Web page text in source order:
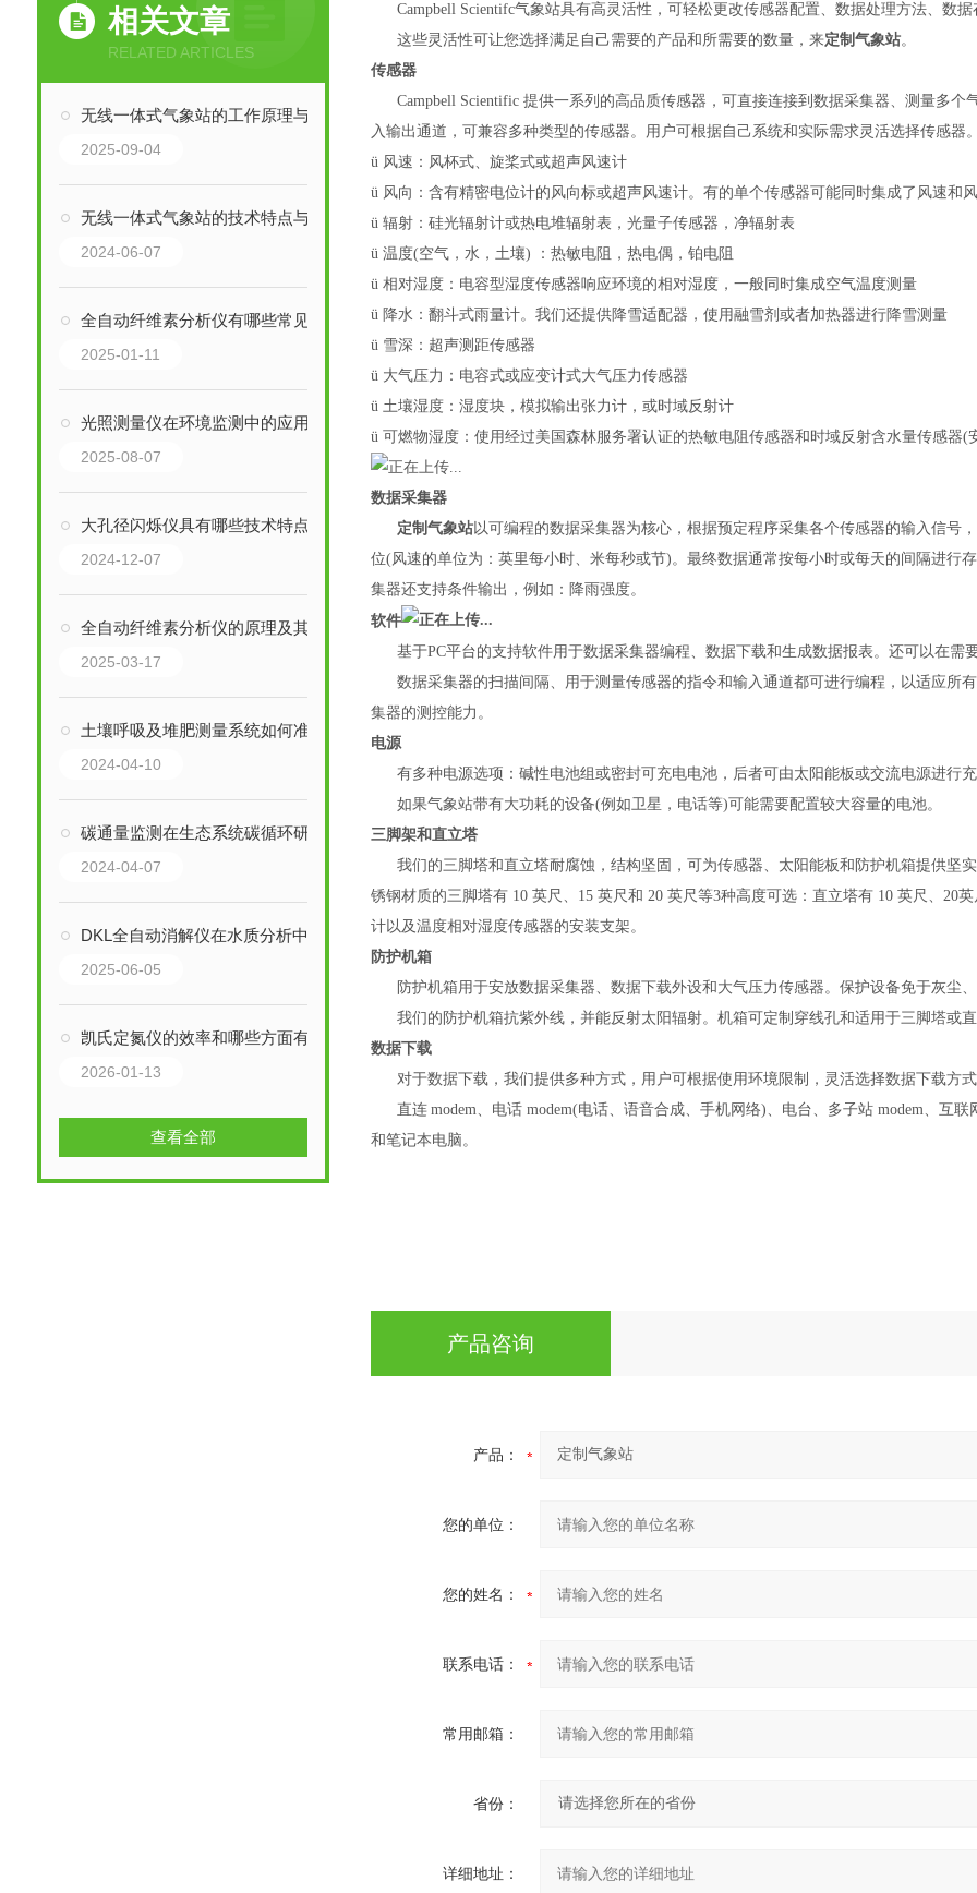
相关文章
RELATED ARTICLES
无线一体式气象站的工作原理与技术优势
2025-09-04
无线一体式气象站的技术特点与应用领域分析
2024-06-07
全自动纤维素分析仪有哪些常见的应用场景？
2025-01-11
光照测量仪在环境监测中的应用
2025-08-07
大孔径闪烁仪具有哪些技术特点？
2024-12-07
全自动纤维素分析仪的原理及其使用注意事项
2025-03-17
土壤呼吸及堆肥测量系统如何准确测量土壤呼吸速率？
2024-04-10
碳通量监测在生态系统碳循环研究中的作用是什么？
2024-04-07
DKL全自动消解仪在水质分析中的应用
2025-06-05
凯氏定氮仪的效率和哪些方面有关
2026-01-13
查看全部
Campbell Scientifc气象站具有高灵活性，可轻松更改传感器配置、数据处理方法、数据
这些灵活性可让您选择满足自己需要的产品和所需要的数量，来定制气象站。
传感器
Campbell Scientific提供一系列的高品质传感器 ，可直接连接到数据采集器、测量多个
入输出通道，可兼容多种类型的传感器。用户可根据自己系统和实际需求灵活选择传感器。
ü 风速：风杯式、旋桨式或超声风速计
ü 风向：含有精密电位计的风向标或超声风速计。有的单个传感器可能同时集成了风速和
ü 辐射：硅光辐射计或热电堆辐射表，光量子传感器，净辐射表
ü 温度(空气，水，土壤) ：热敏电阻，热电偶，铂电阻
ü 相对湿度：电容型湿度传感器响应环境的相对湿度，一般同时集成空气温度测量
ü 降水：翻斗式雨量计。我们还提供降雪适配器，使用融雪剂或者加热器进行降雪测量
ü 雪深：超声测距传感器
ü 大气压力：电容式或应变计式大气压力传感器
ü 土壤湿度：湿度块，模拟输出张力计，或时域反射计
ü 可燃物湿度：使用经过美国森林服务署认证的热敏电阻传感器和时域反射含水量传感器(
数据采集器
定制气象站以可编程的数据采集器为核心，根据预定程序采集各个传感器的输入信号
位(风速的单位为：英里每小时、米每秒或节)。最终数据通常按每小时或每天的间隔进行
集器还支持条件输出，例如：降雨强度。
软件
基于PC平台的支持软件用于数据采集器编程、数据下载和生成数据报表。还可以在需
数据采集器的扫描间隔、用于测量传感器的指令和输入通道都可进行编程，以适应所
集器的测控能力。
电源
有多种电源选项：碱性电池组或密封可充电电池，后者可由太阳能板或交流电源进行
如果气象站带有大功耗的设备(例如卫星，电话等)可能需要配置较大容量的电池。
三脚架和直立塔
我们的三脚塔和直立塔耐腐蚀，结构坚固，可为传感器、太阳能板和防护机箱提供坚
锈钢材质的三脚塔有 10 英尺、15 英尺和 20 英尺等3种高度可选：直立塔有 10 英尺、20
计以及温度相对湿度传感器的安装支架。
防护机箱
防护机箱用于安放数据采集器、数据下载外设和大气压力传感器。保护设备免于灰尘
我们的防护机箱抗紫外线，并能反射太阳辐射。机箱可定制穿线孔和适用于三脚塔或直
数据下载
对于数据下载，我们提供多种方式，用户可根据使用环境限制，灵活选择数据下载方
直连 modem、电话 modem(电话、语音合成、手机网络)、电台、多子站 modem、互
和笔记本电脑。
产品咨询
产品：
您的单位：
您的姓名：
联系电话：
常用邮箱：
省份：
详细地址：